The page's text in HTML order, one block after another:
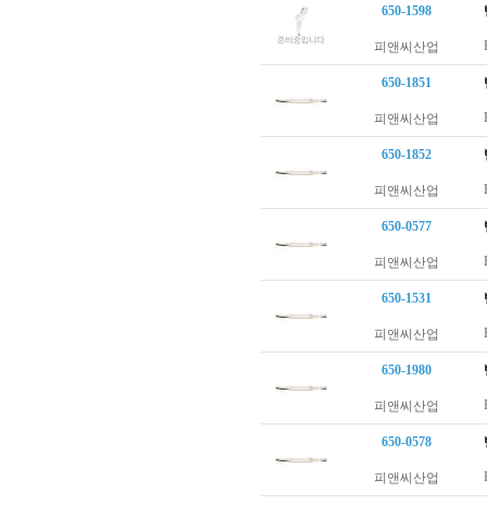
650-1598
피앤씨산업
650-1851
피앤씨산업
650-1852
피앤씨산업
650-0577
피앤씨산업
650-1531
피앤씨산업
650-1980
피앤씨산업
650-0578
피앤씨산업